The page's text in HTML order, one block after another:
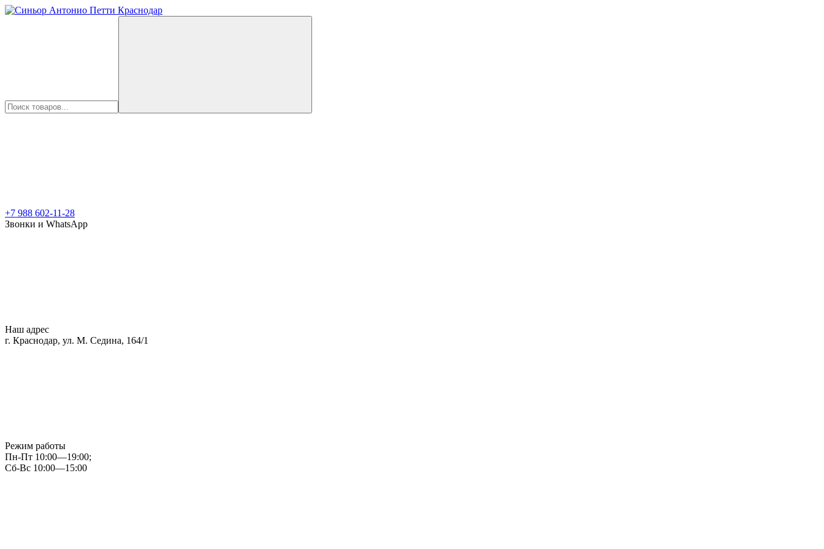
+7 988 602-11-28
Звонки и WhatsApp
Наш адрес
г. Краснодар, ул. М. Седина, 164/1
Режим работы
Пн-Пт 10:00—19:00;
Сб-Вс 10:00—15:00